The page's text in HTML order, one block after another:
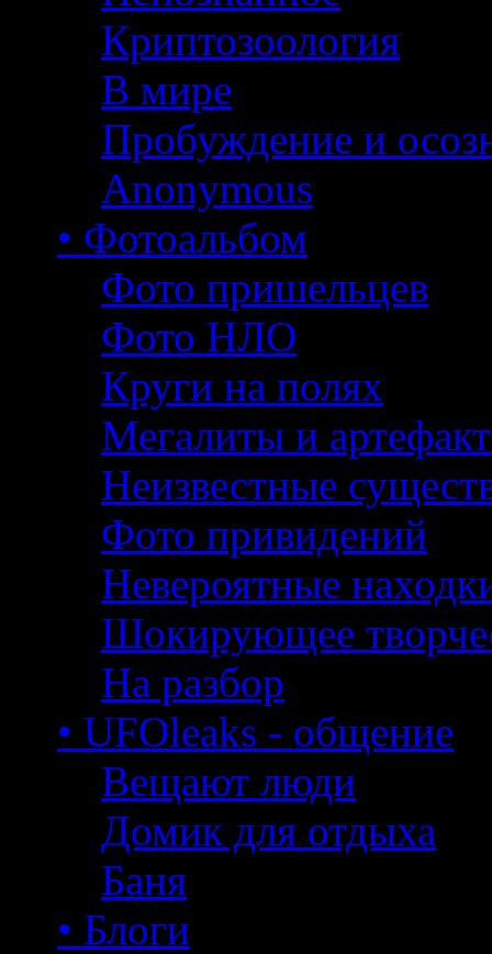
Криптозоология
В мире
Пробуждение и
Anonymous
• Фотоальбом
Фото пришельцев
Фото НЛО
Круги на полях
Мегалиты и
Неизвестные
Фото привидений
Невероятные
Шокирующее
На разбор
• UFOleaks - общение
Вещают люди
Домик для отдыха
Баня
• Блоги